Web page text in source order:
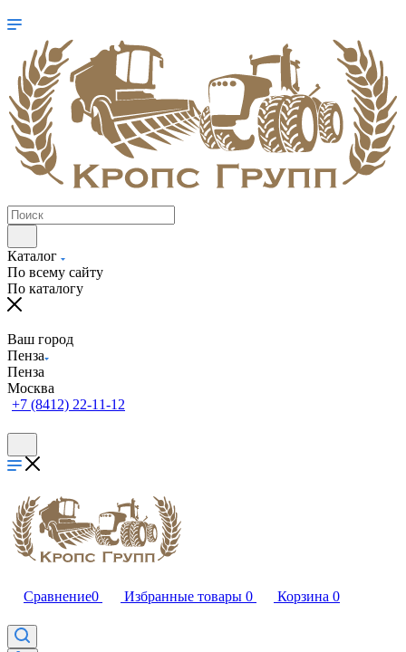
Каталог
По всему сайту
По каталогу
Ваш город
Пенза
Пенза
Москва
+7 (8412) 22-11-12
Сравнение0 Избранные товары 0 Корзина 0